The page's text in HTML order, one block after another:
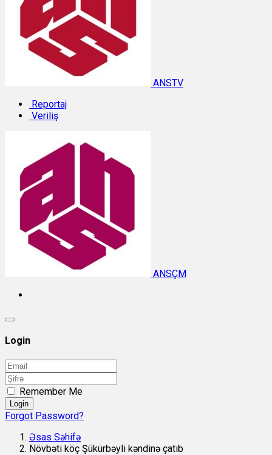
ANSTV
Reportaj
Veriliş
ANSÇM
Login
Remember Me
Login
Forgot Password?
Əsas Səhifə
Növbəti köç Şükürbəyli kəndinə çatıb